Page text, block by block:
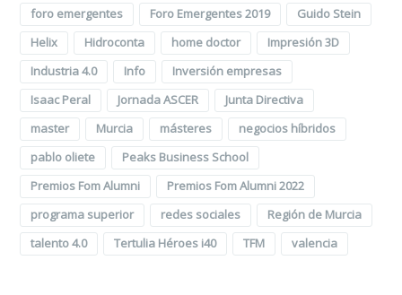
foro emergentes
Foro Emergentes 2019
Guido Stein
Helix
Hidroconta home doctor
Impresión 3D
Industria 4.0
Info
Inversión empresas
Isaac Peral
Jornada ASCER
Junta Directiva
master
Murcia másteres
negocios híbridos
pablo oliete
Peaks Business School
Premios Fom Alumni
Premios Fom Alumni 2022
programa superior
redes sociales
Región de Murcia
talento 4.0
Tertulia Héroes i40 TFM valencia